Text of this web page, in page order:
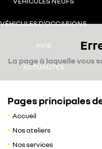
VÉHICULES D'OCCASIONS
AVIS
ACTUALITÉS
71 AVENUE DE TOULOUSE
05 62 89 01 89
La page à laquelle vous
Pages principales
Accueil
Nos ateliers
Nos services